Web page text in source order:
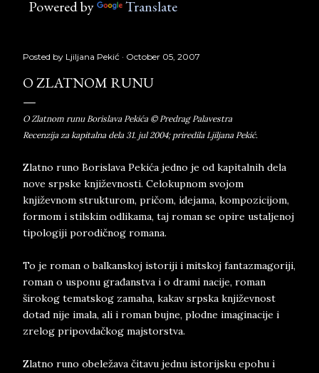
Powered by Translate
Posted by Ljiljana Pekić October 05, 2007
O ZLATNOM RUNU
O Zlatnom runu Borislava Pekića © Predrag Palavestra
Recenzija za kapitalna dela 31. jul 2004; priredila Ljiljana Pekić.
Zlatno runo Borislava Pekića jedno je od kapitalnih dela
nove srpske književnosti. Celokupnom svojom
književnom strukturom, pričom, idejama, kompozicijom,
formom i stilskim odlikama, taj roman se opire ustaljenoj
tipologiji porodičnog romana.
To je roman o balkanskoj istoriji i mitskoj fantazmagoriji,
roman o usponu građanstva i o drami nacije, roman
širokog tematskog zamaha, kakav srpska književnost
dotad nije imala, ali i roman bujne, plodne imaginacije i
zrelog pripovdačkog majstorstva.
Zlatno runo obeležava čitavu jednu istorijsku epohu i